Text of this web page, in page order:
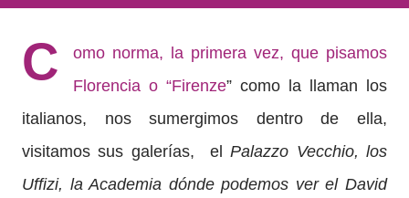
C omo norma, la primera vez, que pisamos
Florencia o “Firenze” como la llaman los
italianos, nos sumergimos dentro de ella,
visitamos sus galerías,
elPalazzo Vecchio, los
Uffizi, la Academia dónde podemos ver el David